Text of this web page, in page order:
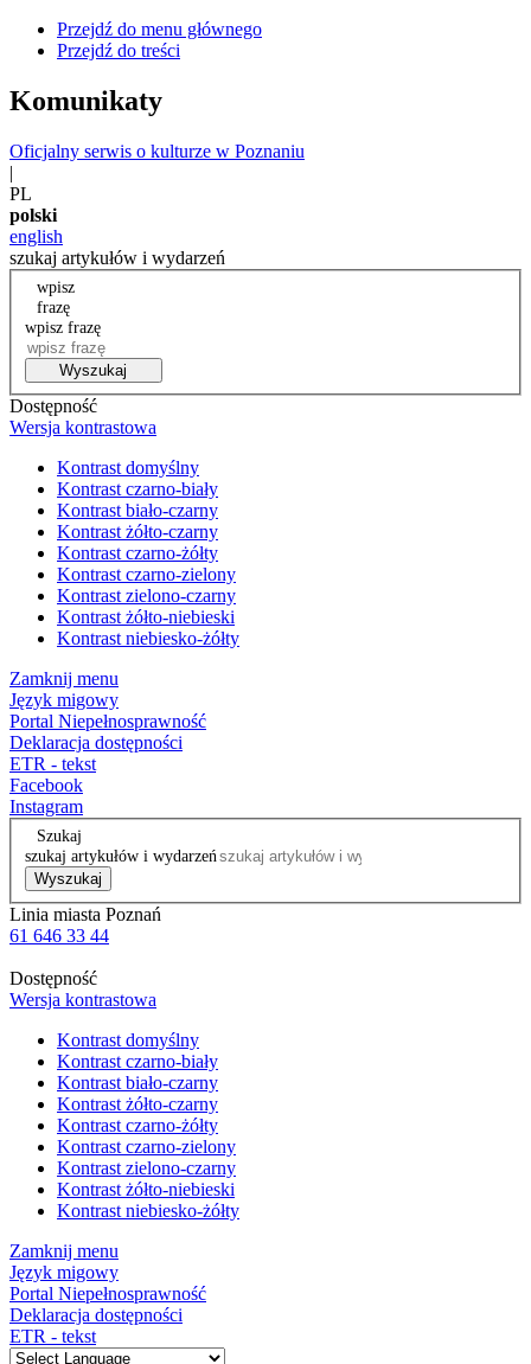
Przejdź do menu głównego
Przejdź do treści
Komunikaty
Oficjalny serwis o kulturze w Poznaniu
|
PL
polski
english
szukaj artykułów i wydarzeń
wpisz
frazę
wpisz frazę
Wyszukaj
Dostępność
Wersja kontrastowa
Kontrast domyślny
Kontrast czarno-biały
Kontrast biało-czarny
Kontrast żółto-czarny
Kontrast czarno-żółty
Kontrast czarno-zielony
Kontrast zielono-czarny
Kontrast żółto-niebieski
Kontrast niebiesko-żółty
Zamknij menu
Język migowy
Portal Niepełnosprawność
Deklaracja dostępności
ETR - tekst
Facebook
Instagram
Szukaj
szukaj artykułów i wydarzeń
Wyszukaj
Linia miasta Poznań
61 646 33 44
Dostępność
Wersja kontrastowa
Kontrast domyślny
Kontrast czarno-biały
Kontrast biało-czarny
Kontrast żółto-czarny
Kontrast czarno-żółty
Kontrast czarno-zielony
Kontrast zielono-czarny
Kontrast żółto-niebieski
Kontrast niebiesko-żółty
Zamknij menu
Język migowy
Portal Niepełnosprawność
Deklaracja dostępności
ETR - tekst